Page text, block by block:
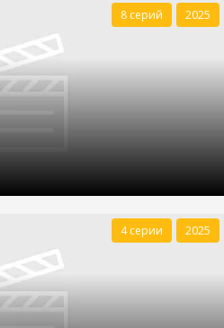
8 серий 2025
4 серии 2025